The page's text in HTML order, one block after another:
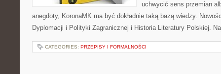
uchwycić sens przemian
anegdoty, KoronaMK ma być dokładnie taką bazą wiedzy.
Dyplomacji i Polityki Zagranicznej i Historia Literatury Polskiej.
CATEGORIES: PRZEPISY I FORMALNOŚCI